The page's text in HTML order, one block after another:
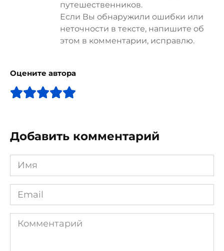
путешественников.
Если Вы обнаружили ошибки или
неточности в тексте, напишите об
этом в комментарии, исправлю.
Оцените автора
Добавить комментарий
Имя
*
Email
*
Комментарий